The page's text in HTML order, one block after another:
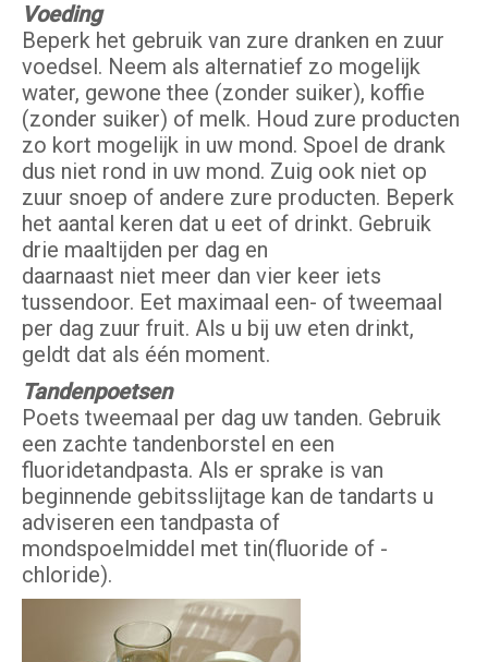
Voeding
Beperk het gebruik van zure dranken en zuur
voedsel. Neem als alternatief zo mogelijk
water, gewone thee (zonder suiker), koffie
(zonder suiker) of melk. Houd zure producten
zo kort mogelijk in uw mond. Spoel de drank
dus niet rond in uw mond. Zuig ook niet op
zuur snoep of andere zure producten. Beperk
het aantal keren dat u eet of drinkt. Gebruik
drie maaltijden per dag en
daarnaast niet meer dan vier keer iets
tussendoor. Eet maximaal een- of tweemaal
per dag zuur fruit. Als u bij uw eten drinkt,
geldt dat als één moment.
Tandenpoetsen
Poets tweemaal per dag uw tanden. Gebruik
een zachte tandenborstel en een
fluoridetandpasta. Als er sprake is van
beginnende gebitsslijtage kan de tandarts u
adviseren een tandpasta of
mondspoelmiddel met tin(fluoride of -
chloride).